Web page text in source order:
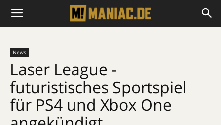
News
Laser League -
futuristisches Sportspiel
für PS4 und Xbox One